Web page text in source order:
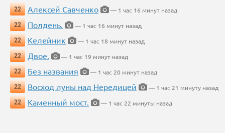
22
Алексей Савченко
— 1 час 16 минут назад
22
Полдень.
— 1 час 16 минут назад
22
Келейник
— 1 час 18 минут назад
22
Двое.
— 1 час 19 минут назад
22
Без названия
— 1 час 20 минут назад
22
Восход луны над Нередицей
— 1 час 21 минуту назад
22
Каменный мост. — 1 час 22 минуты назад